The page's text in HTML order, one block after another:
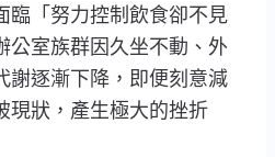
臨「努力控制飲食卻不見
公室族群因久坐不動、外
謝逐漸下降，即便刻意減
現狀，產生極大的挫折